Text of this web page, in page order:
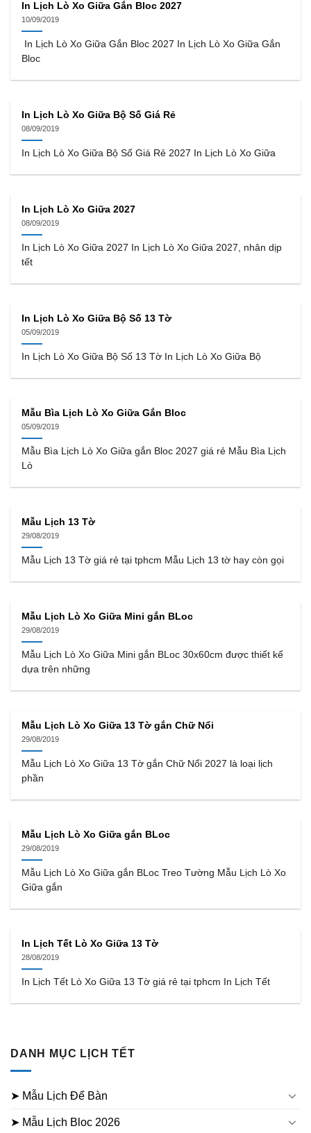
In Lịch Lò Xo Giữa Gắn Bloc 2027
10/09/2019
In Lịch Lò Xo Giữa Gắn Bloc 2027 In Lịch Lò Xo Giữa Gắn
Bloc
In Lịch Lò Xo Giữa Bộ Số Giá Rẻ
08/09/2019
In Lịch Lò Xo Giữa Bộ Số Giá Rẻ 2027 In Lịch Lò Xo Giữa
In Lịch Lò Xo Giữa 2027
08/09/2019
In Lịch Lò Xo Giữa 2027 In Lịch Lò Xo Giữa 2027, nhân dịp
tết
In Lịch Lò Xo Giữa Bộ Số 13 Tờ
05/09/2019
In Lịch Lò Xo Giữa Bộ Số 13 Tờ In Lịch Lò Xo Giữa Bộ
Mẫu Bìa Lịch Lò Xo Giữa Gắn Bloc
05/09/2019
Mẫu Bìa Lịch Lò Xo Giữa gắn Bloc 2027 giá rẻ Mẫu Bìa Lịch
Lò
Mẫu Lịch 13 Tờ
29/08/2019
Mẫu Lịch 13 Tờ giá rẻ tại tphcm Mẫu Lịch 13 tờ hay còn gọi
Mẫu Lịch Lò Xo Giữa Mini gắn BLoc
29/08/2019
Mẫu Lịch Lò Xo Giữa Mini gắn BLoc 30x60cm được thiết kế
dựa trên những
Mẫu Lịch Lò Xo Giữa 13 Tờ gắn Chữ Nổi
29/08/2019
Mẫu Lịch Lò Xo Giữa 13 Tờ gắn Chữ Nổi 2027 là loại lịch
phần
Mẫu Lịch Lò Xo Giữa gắn BLoc
29/08/2019
Mẫu Lịch Lò Xo Giữa gắn BLoc Treo Tường Mẫu Lịch Lò Xo
Giữa gắn
In Lịch Tết Lò Xo Giữa 13 Tờ
28/08/2019
In Lịch Tết Lò Xo Giữa 13 Tờ giá rẻ tại tphcm In Lịch Tết
DANH MỤC LỊCH TẾT
➤ Mẫu Lịch Để Bàn
➤ Mẫu Lịch Bloc 2026